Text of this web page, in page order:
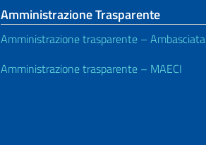
Amministrazione Trasparente
Amministrazione trasparente – Ambasciata
Amministrazione trasparente – MAECI